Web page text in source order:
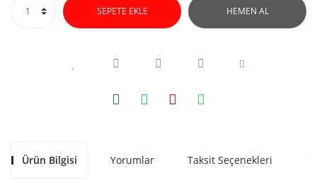
SEPETE EKLE HEMEN AL
Ürün Bilgisi Yorumlar Taksit Seçenekleri